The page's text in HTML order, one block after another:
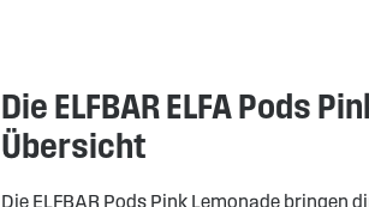
Die ELFBAR ELFA Pods
Übersicht
Die ELFBAR Pods Pink Lemonade bringen